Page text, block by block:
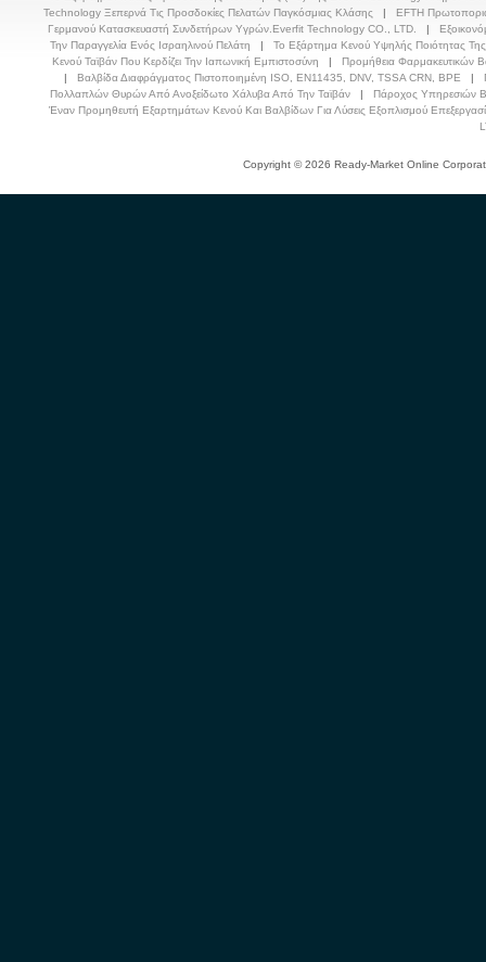
Technology Ξεπερνά Τις Προσδοκίες Πελατών Παγκόσμιας Κλάσης
| EFTΗ
Γερμανού Κατασκευαστή Συνδετήρων Υγρών.Everfit Technology CO., LTD.
|
Την Παραγγελία Ενός Ισραηλινού Πελάτη | Το Εξάρτημα Κενού Υψηλής Ποιότητας
Κενού Ταϊβάν Που Κερδίζει Την Ιαπωνική Εμπιστοσύνη | Προμήθεια Φαρμακευτικών
| Βαλβίδα Διαφράγματος Πιστοποιημένη ISO, EN11435, DNV, TSSA CRN, BPE |
Πολλαπλών Θυρών Από Ανοξείδωτο Χάλυβα Από Την Ταϊβάν | Πάροχος Υπηρεσιών
Έναν Προμηθευτή Εξαρτημάτων Κενού Και Βαλβίδων Για Λύσεις Εξοπλισμού
Copyright © 2026 Ready-Market Online